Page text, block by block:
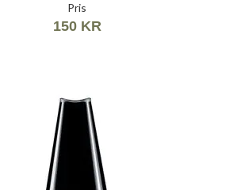
Pris
150 KR